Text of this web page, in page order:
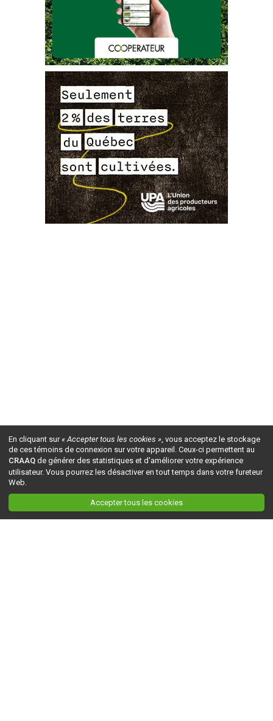
En cliquant sur« Accepter tous les cookies », vous acceptez le stockage
de ces témoins de connexion sur votre appareil. Ceux-ci permettent au
CRAAQ de générer des statistiques et d'améliorer votre expérience
utilisateur. Vous pourrez les désactiver en tout temps dans votre fureteur
Web.
Accepter tous les cookies